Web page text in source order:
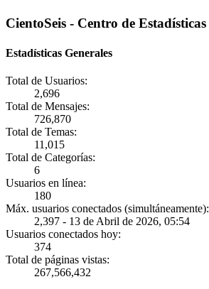
CientoSeis - Centro de Estadísticas
Estadísticas Generales
Total de Usuarios:
2,696
Total de Mensajes:
726,870
Total de Temas:
11,015
Total de Categorías:
6
Usuarios en línea:
180
Máx. usuarios conectados (simultáneamente):
2,397 - 13 de Abril de 2026, 05:54
Usuarios conectados hoy:
374
Total de páginas vistas:
267,566,432